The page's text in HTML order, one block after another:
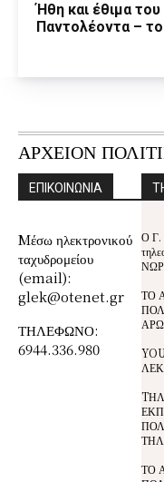
Ήθη και έθιμα
Παντολέοντα –
ΑΡΧΕΙΟΝ
ΕΠΙΚΟΙΝΩΝΙΑ
Mέσω ηλεκτρονικού
ταχυδρομείου
(email):
glek@otenet.gr
ΤΗΛΕΦΩΝΟ:
6944.336.980
Ο Γ.
ΤΟ
ΤΟ